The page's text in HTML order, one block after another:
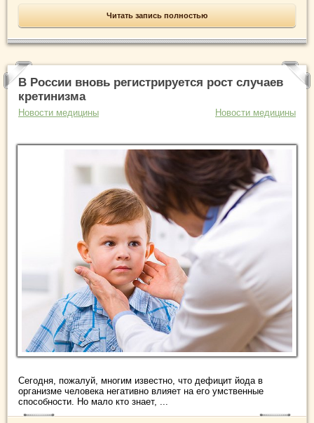
Читать запись полностью
В России вновь регистрируется рост случаев
кретинизма
Новости медицины Новости медицины
Сегодня, пожалуй, многим известно, что дефицит йода в
организме человека негативно влияет на его умственные
способности. Но мало кто знает, ...